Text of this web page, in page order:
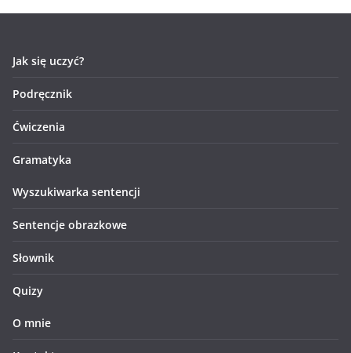
Jak się uczyć?
Podręcznik
Ćwiczenia
Gramatyka
Wyszukiwarka sentencji
Sentencje obrazkowe
Słownik
Quizy
O mnie